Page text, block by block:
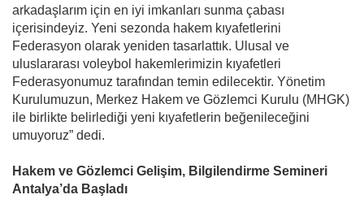
arkadaşlarım için en iyi imkanları sunma çabası
içerisindeyiz. Yeni sezonda hakem kıyafetlerini
Federasyon olarak yeniden tasarlattık. Ulusal ve
uluslararası voleybol hakemlerimizin kıyafetleri
Federasyonumuz tarafından temin edilecektir. Yönetim
Kurulumuzun, Merkez Hakem ve Gözlemci Kurulu (MHGK)
ile birlikte belirlediği yeni kıyafetlerin beğenileceğini
umuyoruz” dedi.
Hakem ve Gözlemci Gelişim, Bilgilendirme Semineri
Antalya’da Başladı